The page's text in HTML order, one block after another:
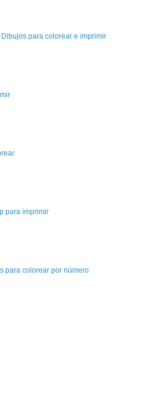
para colorear e imprimir
para imprimir
para colorear por número